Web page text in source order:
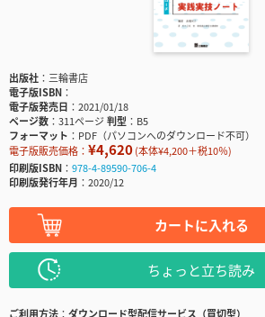
出版社
三輪書店
電子版ISBN
電子版発売日
2021/01/18
ページ数
311ページ判型
B5
フォーマット
PDF（パソコンへのダウンロード不可）
電子版販売価格： ¥4,620(本体¥4,200＋税10％)
印刷版ISBN
978-4-89590-706-4
印刷版発行年月
2020/12
カートに入れる
ちょっと立ち読み
ご利用方法
ダウンロード型配信サービス（買切型）